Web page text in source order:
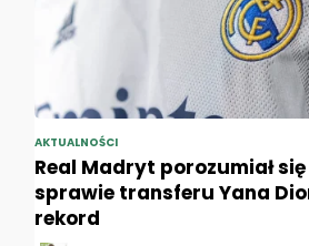
AKTUALNOŚCI
Real Madryt porozumiał się
sprawie transferu Yana
rekord